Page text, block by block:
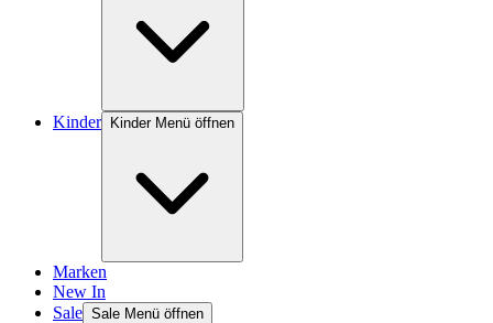
Kinder Kinder Menü öffnen
Marken
New In
Sale Sale Menü öffnen